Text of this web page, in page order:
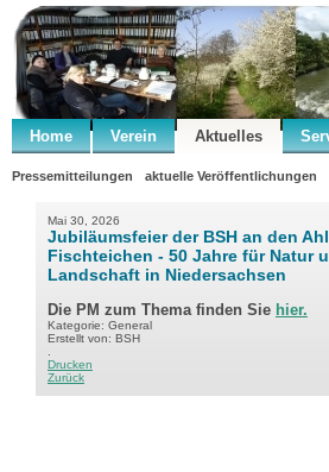
Home Verein Aktuelles
Pressemitteilungen aktuelle Veröffentlichungen
Mai 30, 2026
Jubiläumsfeier der BSH an den
Fischteichen - 50 Jahre für Natur
Landschaft in Niedersachsen
Die PM zum Thema finden Sie hier.
Kategorie: General
Erstellt von: BSH
Drucken
Zurück